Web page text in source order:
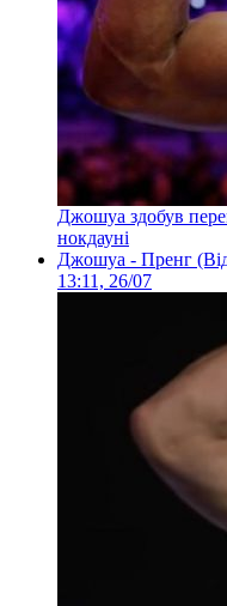
Джошуа здобув
нокдауні
Джошуа - Пренг
13:11, 26/07